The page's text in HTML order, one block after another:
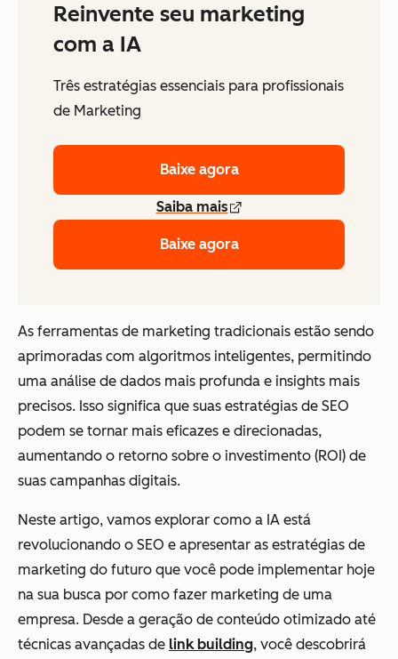
Reinvente seu marketing
com a IA
Três estratégias essenciais para profissionais
de Marketing
Baixe agora
Saiba mais
Baixe agora
As ferramentas de marketing tradicionais estão sendo
aprimoradas com algoritmos inteligentes, permitindo
uma análise de dados mais profunda e insights mais
precisos. Isso significa que suas estratégias de SEO
podem se tornar mais eficazes e direcionadas,
aumentando o retorno sobre o investimento (ROI) de
suas campanhas digitais.
Neste artigo, vamos explorar como a IA está
revolucionando o SEO e apresentar as estratégias de
marketing do futuro que você pode implementar hoje
na sua busca por como fazer marketing de uma
empresa. Desde a geração de conteúdo otimizado até
técnicas avançadas de link building, você descobrirá